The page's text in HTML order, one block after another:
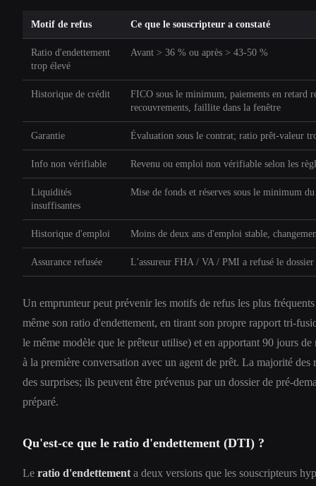
Motif de refus Ce que le souscripteur a constaté
Ratio d'endettement
trop élevé
Avant > 36 % ou après > 43-50 %
Historique de crédit
FICO sous le minimum, paiements en retard
recouvrements, faillite dans la fenêtre
Garantie Évaluation sous le contrat; ratio prêt-valeur
Info non vérifiable Revenu ou emploi non vérifiable selon les
Liquidités
insuffisantes
Mise de fonds et réserves sous le minimum
Historique d'emploi Moins de deux ans d'emploi stable,
Assurance refusée L'assureur FHA / VA / PMI a refusé le dossier
Un emprunteur peut prévenir les motifs de refus les plus
même son ratio d'endettement, en tirant son propre rapport tri-
le même modèle que le prêteur utilise) et en apportant 90 jours de
à la première conversation avec un agent de prêt. La majorité des
des surprises; ils peuvent être prévenus par un dossier de pré-
préparé.
Qu'est-ce que le ratio d'endettement (DTI) ?
Le ratio d'endettement a deux versions que les souscripteurs